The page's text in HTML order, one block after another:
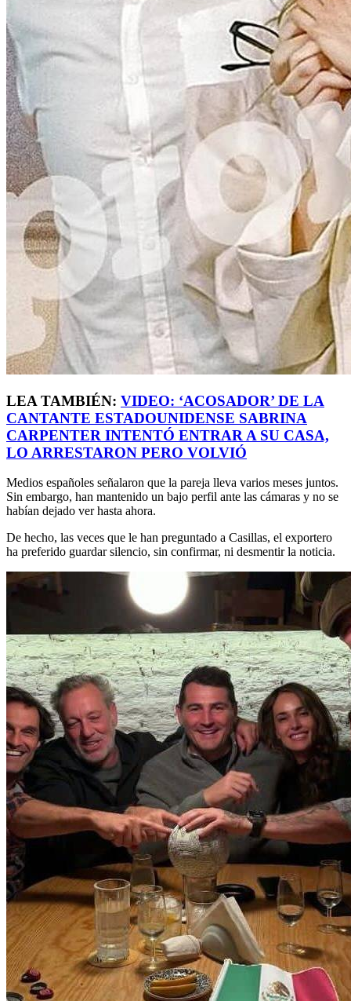
LEA TAMBIÉN: VIDEO: ‘ACOSADOR’ DE LA
CANTANTE ESTADOUNIDENSE SABRINA
CARPENTER INTENTÓ ENTRAR A SU CASA,
LO ARRESTARON PERO VOLVIÓ
Medios españoles señalaron que la pareja lleva varios meses juntos.
Sin embargo, han mantenido un bajo perfil ante las cámaras y no se
habían dejado ver hasta ahora.
De hecho, las veces que le han preguntado a Casillas, el exportero
ha preferido guardar silencio, sin confirmar, ni desmentir la noticia.